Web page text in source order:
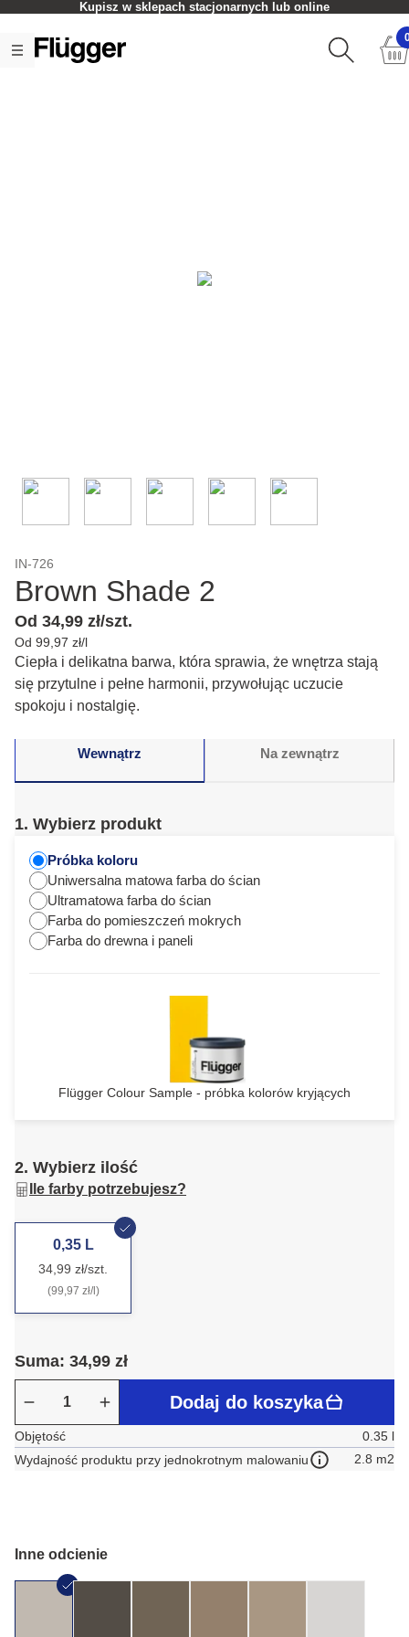
Kupisz w sklepach stacjonarnych lub online
IN-726
Brown Shade 2
Od 34,99 zł/szt.
Od 99,97 zł/l
Ciepła i delikatna barwa, która sprawia, że wnętrza stają
się przytulne i pełne harmonii, przywołując uczucie
spokoju i nostalgię.
Wewnątrz Na zewnątrz
1. Wybierz produkt
Próbka koloru
Uniwersalna matowa farba do ścian
Ultramatowa farba do ścian
Farba do pomieszczeń mokrych
Farba do drewna i paneli
Flügger Colour Sample - próbka kolorów kryjących
2. Wybierz ilość
Ile farby potrzebujesz?
0,35 L
34,99 zł/szt.
(99,97 zł/l)
Suma: 34,99 zł
Dodaj do koszyka
Objętość
0.35 l
Wydajność produktu przy jednokrotnym malowaniu
2.8 m2
Inne odcienie